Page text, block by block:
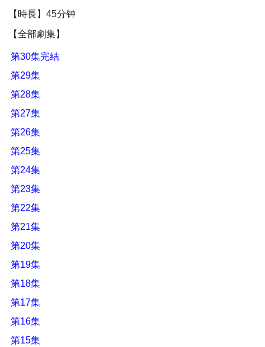
【時長】45分钟
【全部劇集】
第30集完結
第29集
第28集
第27集
第26集
第25集
第24集
第23集
第22集
第21集
第20集
第19集
第18集
第17集
第16集
第15集